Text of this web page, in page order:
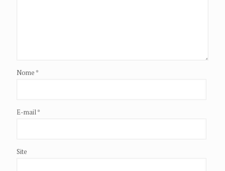
Nome *
E-mail*
Site